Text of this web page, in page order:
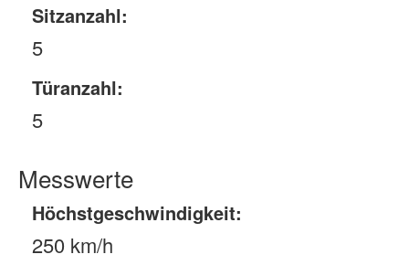
Sitzanzahl:
5
Türanzahl:
5
Messwerte
Höchstgeschwindigkeit:
250 km/h